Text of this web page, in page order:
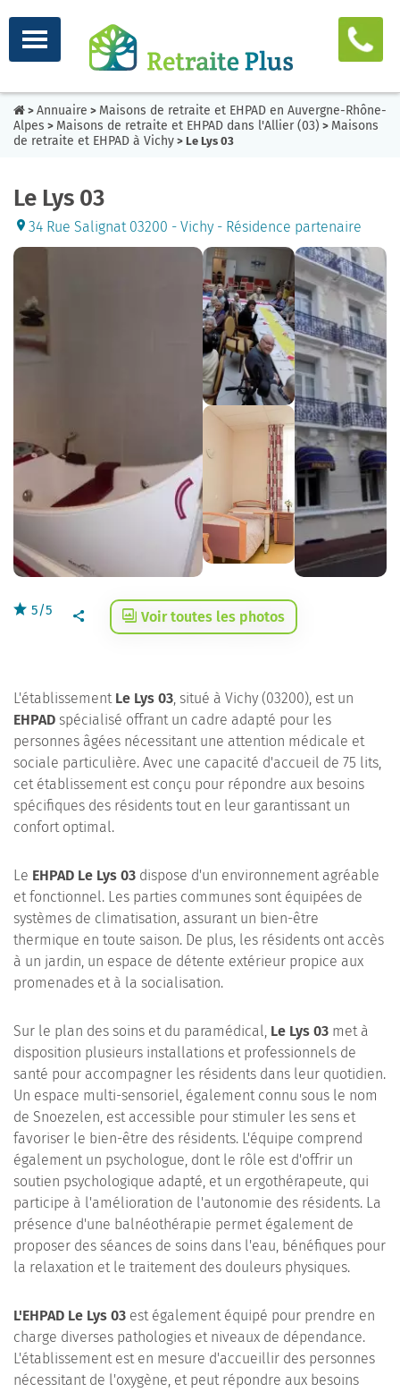
> Annuaire > Maisons de retraite et EHPAD en Auvergne-Rhône-
Alpes > Maisons de retraite et EHPAD dans l'Allier (03) > Maisons
de retraite et EHPAD à Vichy > Le Lys 03
Le Lys 03
34 Rue Salignat 03200 - Vichy - Résidence partenaire
5/5 Voir toutes les photos
L'établissement Le Lys 03, situé à Vichy (03200), est un
EHPAD spécialisé offrant un cadre adapté pour les
personnes âgées nécessitant une attention médicale et
sociale particulière. Avec une capacité d'accueil de 75 lits,
cet établissement est conçu pour répondre aux besoins
spécifiques des résidents tout en leur garantissant un
confort optimal.
Le EHPAD Le Lys 03 dispose d'un environnement agréable
et fonctionnel. Les parties communes sont équipées de
systèmes de climatisation, assurant un bien-être
thermique en toute saison. De plus, les résidents ont accès
à un jardin, un espace de détente extérieur propice aux
promenades et à la socialisation.
Sur le plan des soins et du paramédical, Le Lys 03 met à
disposition plusieurs installations et professionnels de
santé pour accompagner les résidents dans leur quotidien.
Un espace multi-sensoriel, également connu sous le nom
de Snoezelen, est accessible pour stimuler les sens et
favoriser le bien-être des résidents. L'équipe comprend
également un psychologue, dont le rôle est d'offrir un
soutien psychologique adapté, et un ergothérapeute, qui
participe à l'amélioration de l'autonomie des résidents. La
présence d'une balnéothérapie permet également de
proposer des séances de soins dans l'eau, bénéfiques pour
la relaxation et le traitement des douleurs physiques.
L'EHPAD Le Lys 03 est également équipé pour prendre en
charge diverses pathologies et niveaux de dépendance.
L'établissement est en mesure d'accueillir des personnes
nécessitant de l'oxygène, et peut répondre aux besoins